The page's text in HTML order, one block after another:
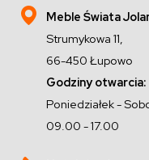
Meble Świata
Strumykowa 11,
66-450 Łupowo
Godziny otwarcia:
Poniedziałek -
09.00 - 17.00